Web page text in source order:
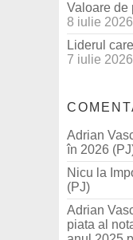
Valoare de
8 iulie 2026
Liderul
7 iulie 2026
Adrian
în 2026
Nicu la
(PJ)
Adrian
piata al